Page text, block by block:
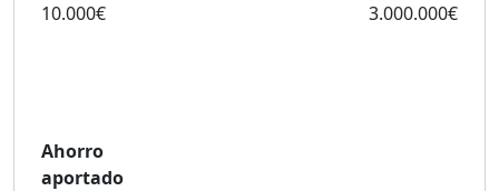
10.000€ 3.000.000€
Ahorro
aportado